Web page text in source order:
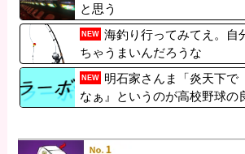
と思う
NEW 海釣り行ってみてえ。自
ちゃうまいんだろうな
NEW
明石家さんま「炎天下で
なぁ』というのが高校野球の